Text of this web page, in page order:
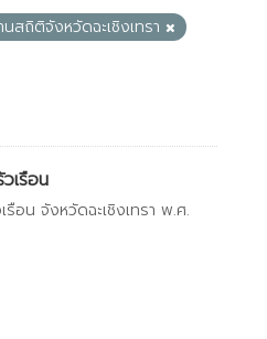
สถิติจังหวัดฉะเชิงเทรา
เรือน
อน จังหวัดฉะเชิงเทรา พ.ศ.